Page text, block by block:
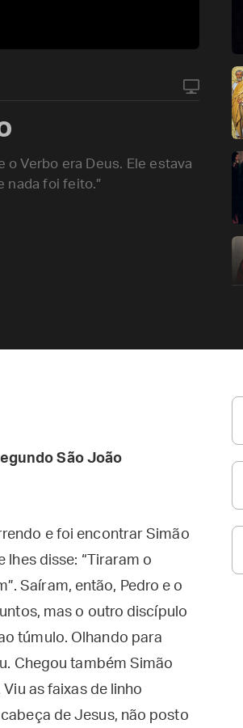
o Verbo era Deus. Ele estava
nada foi feito.”
São João
e foi encontrar Simão
lhes disse: “Tiraram o
Saíram, então, Pedro e o
mas o outro discípulo
túmulo. Olhando para
Chegou também Simão
as faixas de linho
de Jesus, não posto